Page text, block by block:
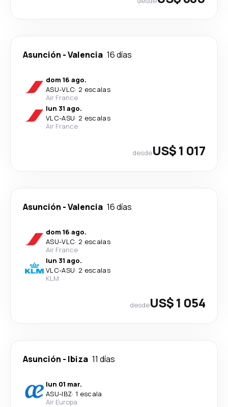
Asunción -Valencia 16 días
dom 16 ago.
ASU-VLC· 2 escalas
Air France
lun 31 ago.
VLC-ASU· 2 escalas
Air France
desdeUS$ 1 017
Asunción -Valencia 16 días
dom 16 ago.
ASU-VLC· 2 escalas
Air France
lun 31 ago.
VLC-ASU· 2 escalas
KLM
desdeUS$ 1 054
Asunción - Ibiza 11 días
lun 01 mar.
ASU-IBZ· 1 escala
Air Europa